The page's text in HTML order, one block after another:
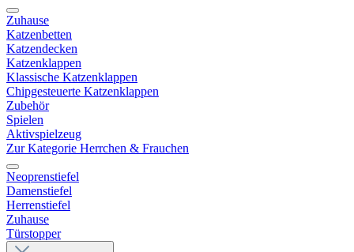
Zuhause
Katzenbetten
Katzendecken
Katzenklappen
Klassische Katzenklappen
Chipgesteuerte Katzenklappen
Zubehör
Spielen
Aktivspielzeug
Zur Kategorie Herrchen & Frauchen
Neoprenstiefel
Damenstiefel
Herrenstiefel
Zuhause
Türstopper